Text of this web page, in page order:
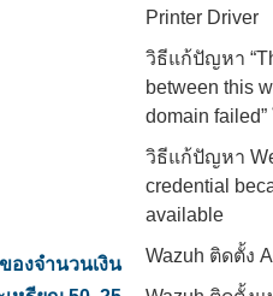
องจำนวนเงิน
Printer Driver
วิธีแก้ปัญหา
between this
domain
วิธีแก้ปัญหา
credential
available
Wazuh ติดตั้ง